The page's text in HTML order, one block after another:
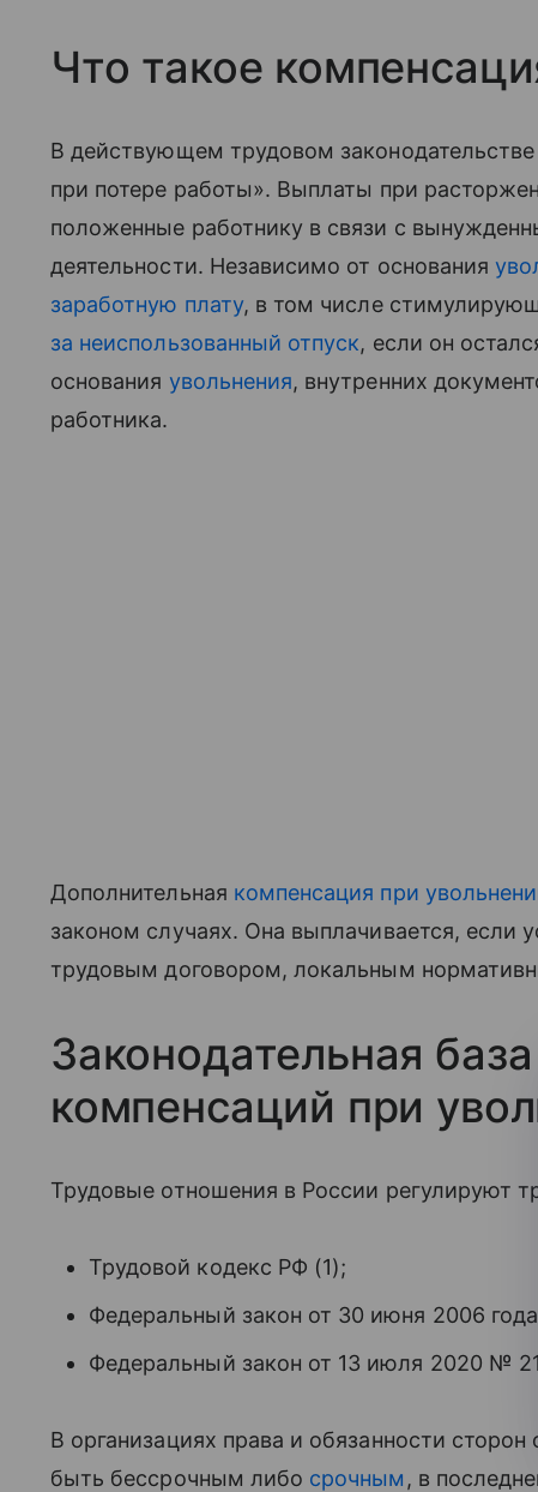
Что такое
В действующем трудовом законодательстве
при потере работы». Выплаты при
положенные работнику в связи с
деятельности. Независимо от основания
заработную плату, в том числе
за неиспользованный отпуск, если он
основания увольнения, внутренних
работника.
Дополнительная компенсация при
законом случаях. Она выплачивается, если
трудовым договором, локальным
Законодательная
компенсаций при
Трудовые отношения в России регулируют
Трудовой кодекс РФ (1);
Федеральный закон от 30 июня 2006
Федеральный закон от 13 июля 2020 №
В организациях права и обязанности
быть бессрочным либо срочным , в